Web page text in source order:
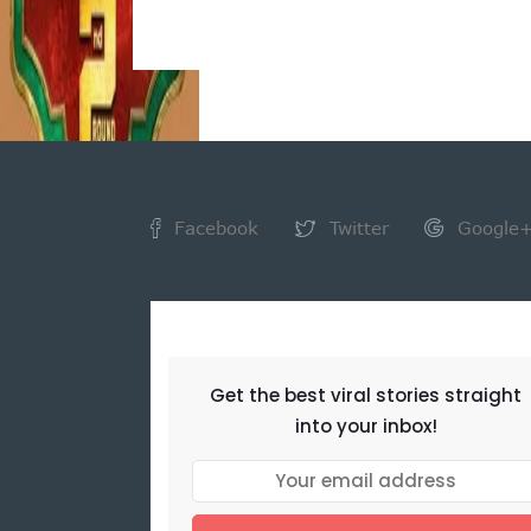
Facebook Twitter Google+
Get the best viral stories straight
into your inbox!